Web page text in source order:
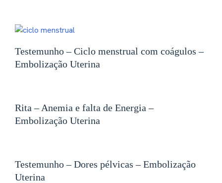
Testemunho – Ciclo menstrual com coágulos –
Embolização Uterina
Rita – Anemia e falta de Energia –
Embolização Uterina
Testemunho – Dores pélvicas – Embolização
Uterina